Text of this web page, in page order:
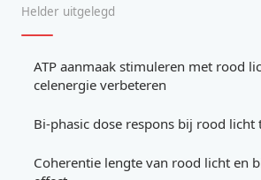
Helder uitgelegd
ATP aanmaak stimuleren met rood
celenergie verbeteren
Bi-phasic dose respons bij rood licht
Coherentie lengte van rood licht en